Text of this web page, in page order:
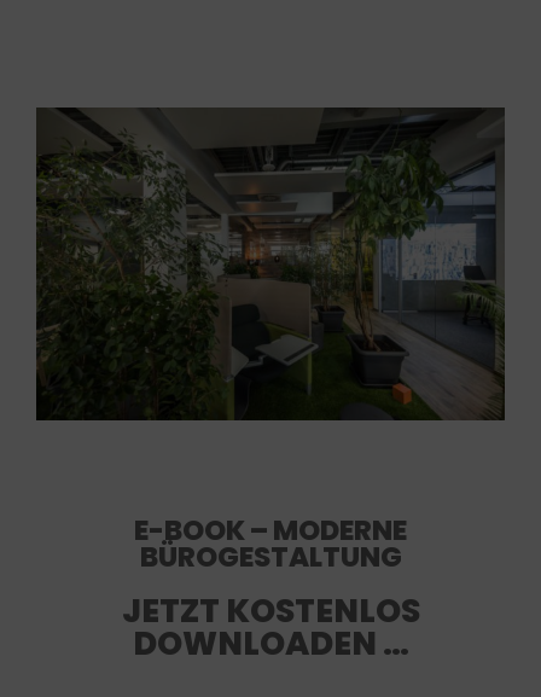
E-BOOK – MODERNE
BÜROGESTALTUNG
JETZT KOSTENLOS
DOWNLOADEN …